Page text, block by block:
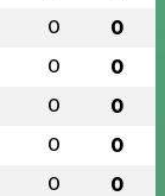
0 0
0 0
0 0
0 0
0 0